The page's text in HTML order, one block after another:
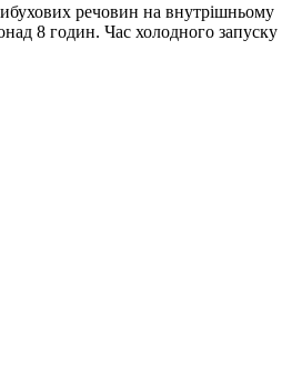
речовин на внутрішньому
8 годин. Час холодного запуску